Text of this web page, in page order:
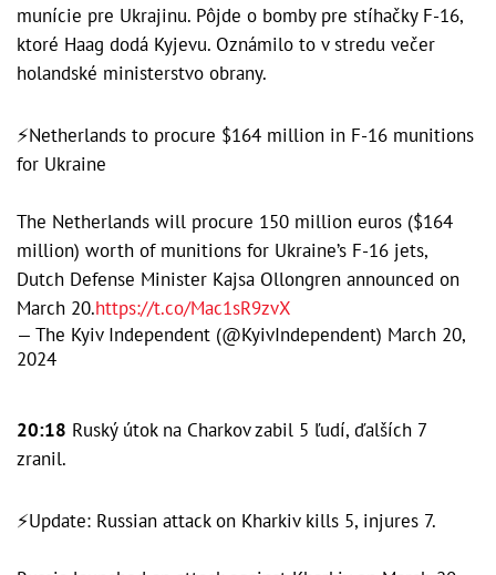
munície pre Ukrajinu. Pôjde o bomby pre stíhačky F-16,
ktoré Haag dodá Kyjevu. Oznámilo to v stredu večer
holandské ministerstvo obrany.
⚡Netherlands to procure $164 million in F-16 munitions
for Ukraine
The Netherlands will procure 150 million euros ($164
million) worth of munitions for Ukraine’s F-16 jets,
Dutch Defense Minister Kajsa Ollongren announced on
March 20.https://t.co/Mac1sR9zvX
— The Kyiv Independent (@KyivIndependent) March 20,
2024
20:18 Ruský útok na Charkov zabil 5 ľudí, ďalších 7
zranil.
⚡Update: Russian attack on Kharkiv kills 5, injures 7.